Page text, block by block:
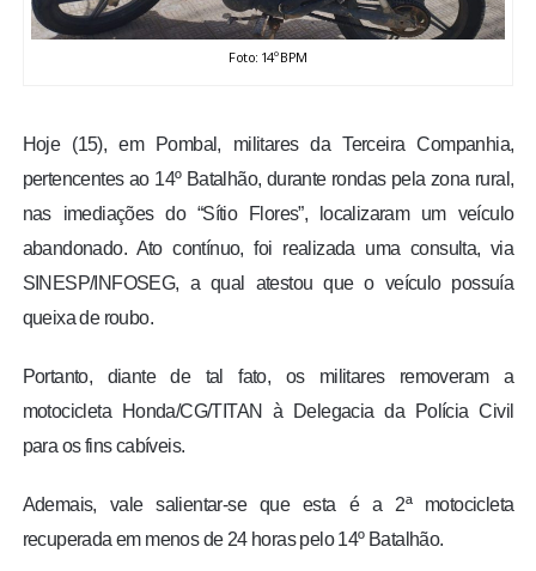
FOTOS
COLUNISTAS
Foto: 14º BPM
Hoje (15), em Pombal, militares da Terceira Companhia,
pertencentes ao 14º Batalhão, durante rondas pela zona rural,
nas imediações do “Sítio Flores”, localizaram um veículo
abandonado. Ato contínuo, foi realizada uma consulta, via
SINESP/INFOSEG, a qual atestou que o veículo possuía
queixa de roubo.
Portanto, diante de tal fato, os militares removeram a
motocicleta Honda/CG/TITAN à Delegacia da Polícia Civil
para os fins cabíveis.
Ademais, vale salientar-se que esta é a 2ª motocicleta
recuperada em menos de 24 horas pelo 14º Batalhão.